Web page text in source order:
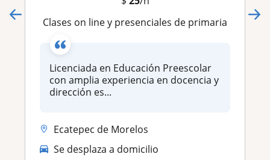
Clases on line y presenciales de primaria
Licenciada en Educación Preescolar
con amplia experiencia en docencia y
dirección es...
Ecatepec de Morelos
Se desplaza a domicilio